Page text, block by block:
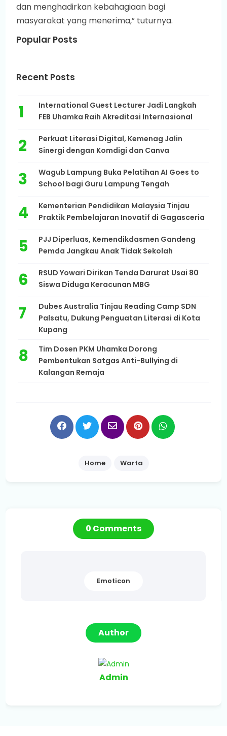
dan menghadirkan kebahagiaan bagi
masyarakat yang menerima,” tuturnya.
Popular Posts
Recent Posts
International Guest Lecturer Jadi Langkah
FEB Uhamka Raih Akreditasi Internasional
Perkuat Literasi Digital, Kemenag Jalin
Sinergi dengan Komdigi dan Canva
Wagub Lampung Buka Pelatihan AI Goes to
School bagi Guru Lampung Tengah
Kementerian Pendidikan Malaysia Tinjau
Praktik Pembelajaran Inovatif di Gagasceria
PJJ Diperluas, Kemendikdasmen Gandeng
Pemda Jangkau Anak Tidak Sekolah
RSUD Yowari Dirikan Tenda Darurat Usai 80
Siswa Diduga Keracunan MBG
Dubes Australia Tinjau Reading Camp SDN
Palsatu, Dukung Penguatan Literasi di Kota
Kupang
Tim Dosen PKM Uhamka Dorong
Pembentukan Satgas Anti-Bullying di
Kalangan Remaja
Home Warta
0 Comments
Emoticon
Author
Admin